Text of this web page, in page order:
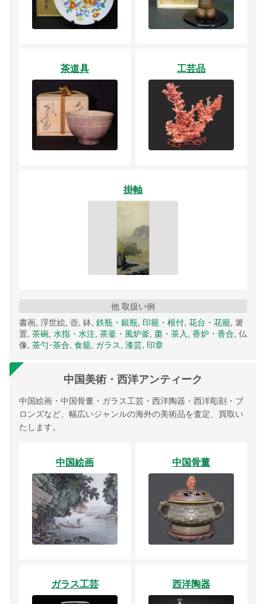
茶道具 工芸品
掛軸
他 取扱い例
書画, 浮世絵, 壺, 鉢, 鉄瓶・銀瓶, 印籠・根付, 花台・花籠, 箸
置, 茶碗, 水指・水注, 茶釜・風炉釜, 棗・茶入, 香炉・香合, 仏
像, 茶勺･茶合, 食籠, ガラス, 漆芸, 印章
中国美術・西洋アンティーク
中国絵画・中国骨董・ガラス工芸・西洋陶器・西洋彫刻・ブ
ロンズなど、幅広いジャンルの海外の美術品を査定、買取い
たします。
中国絵画 中国骨董
ガラス工芸 西洋陶器